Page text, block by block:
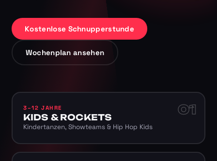
Kostenlose Schnupperstunde
Wochenplan ansehen
01
3–12 JAHRE
KIDS & ROCKETS
Kindertanzen, Showteams & Hip Hop Kids